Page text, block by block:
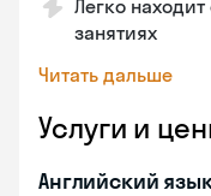
Легко
занятиях
Читать дальше
Услуги и
Английский